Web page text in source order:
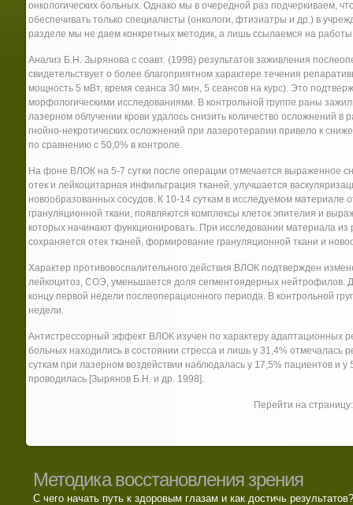
онкологических больных. Однако мы в очередной раз подчеркиваем,
обеспечивать только специалисты (онкологи, фтизиатры и др.) в
разделе мы не даем конкретных методик, а лишь ссылаемся на
Анализ Б.Н. Зырянова с соавт. (1998) результатов заживления
свидетельствует о более благоприятном характере течения
мощность 5 мВт, время сеанса 30 мин, 5 сеансов на курс). Это
морфологическими исследованиями. В контрольной группе раны
лазерном облучении крови удалось снизить количество осложнений
гнойно-некротических осложнений при лазеротерапии привело к
по сравнению с 50,0% в контроле.
На фоне ВЛОК на 5-7 сутки после операции отмечается выраженное
отек и лейкоцитарная инфильтрация тканей, улучшается
новообразованных сосудов. К 10-14 суткам в исследуемом
грануляционной ткани, появляются комплексы клеток эпителия и
которых начинают функционировать. При исследовании материала из
сохраняется отек тканей, формирование грануляционной ткани и
Характер противовоспалительного действия ВЛОК подтвержден
лейкоцитоз, СОЭ, уменьшается доля сегментоядерных нейтрофилов.
концу первой недели послеоперационного периода. В контрольной
недели.
Антистрессорный эффект ВЛОК изучен по характеру адаптационных
больных находились в состоянии стресса и лишь у 31,4% отмечалась
суткам при лазерном воздействии наблюдалась у 17,5% пациентов и
проводилась [Зырянов Б.Н. и др. 1998].
Перейти на
Методика восстановления зрения
С чего начать путь к здоровым глазам и как достичь результатов?